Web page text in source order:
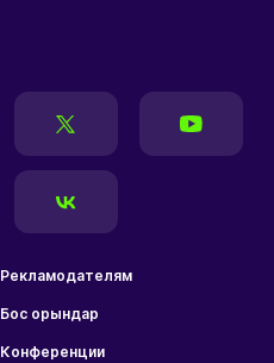
Рекламодателям
Бос орындар
Конференции